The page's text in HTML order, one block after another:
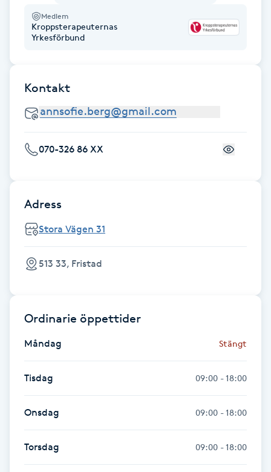
Fet hårbotten
Fettreducering
Fibromassage
Fotmassage
Fotvård
Fransar
Fransborttagning
Fransfärgning
Fransförlängning
Medlem
Kroppsterapeuternas
Yrkesförbund
Kontakt
070-326 86 XX
Adress
Stora Vägen 31
513 33, Fristad
Ordinarie öppettider
Måndag Stängt
Tisdag 09:00 - 18:00
Onsdag 09:00 - 18:00
Torsdag 09:00 - 18:00